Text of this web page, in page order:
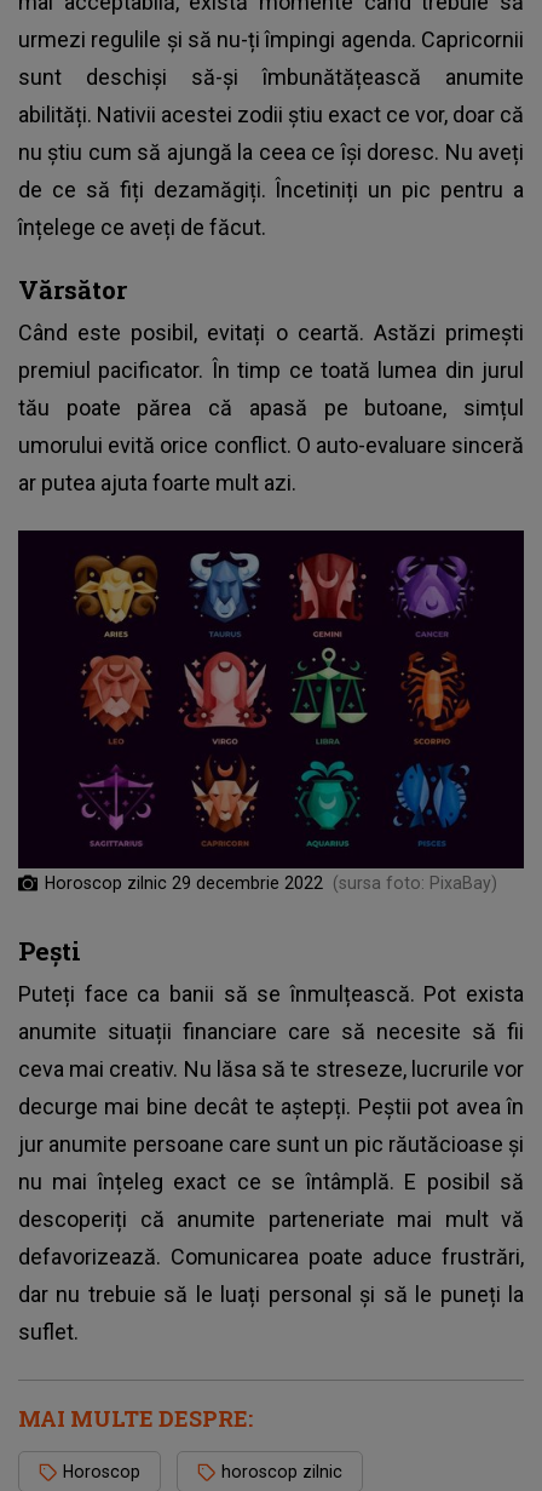
urmezi regulile și să nu-ți împingi agenda. Capricornii
sunt deschiși să-și îmbunătățească anumite
abilități. Nativii acestei zodii știu exact ce vor, doar că
nu știu cum să ajungă la ceea ce își doresc. Nu aveți
de ce să fiți dezamăgiți. Încetiniți un pic pentru a
înțelege ce aveți de făcut.
Vărsător
Când este posibil, evitați o ceartă. Astăzi primești
premiul pacificator. În timp ce toată lumea din jurul
tău poate părea că apasă pe butoane, simțul
umorului evită orice conflict. O auto-evaluare sinceră
ar putea ajuta foarte mult azi.
Horoscop zilnic 29 decembrie 2022 (sursa foto: PixaBay)
Pești
Puteți face ca banii să se înmulțească. Pot exista
anumite situații financiare care să necesite să fii
ceva mai creativ. Nu lăsa să te streseze, lucrurile vor
decurge mai bine decât te aștepți. Peștii pot avea în
jur anumite persoane care sunt un pic răutăcioase și
nu mai înțeleg exact ce se întâmplă. E posibil să
descoperiți că anumite parteneriate mai mult vă
defavorizează. Comunicarea poate aduce frustrări,
dar nu trebuie să le luați personal și să le puneți la
suflet.
MAI MULTE DESPRE:
Horoscop horoscop zilnic